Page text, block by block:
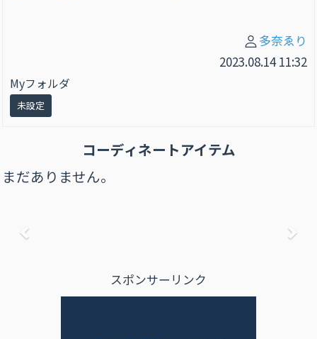
多奈ゑり
2023.08.14 11:32
Myフォルダ
未設定
コーディネートアイテム
まだありません。
スポンサーリンク